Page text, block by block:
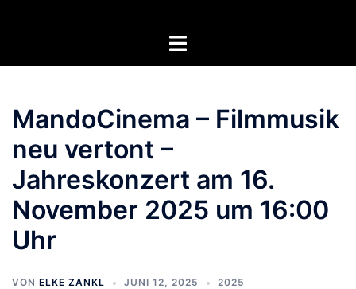
Menü
MandoCinema – Filmmusik
neu vertont –
Jahreskonzert am 16.
November 2025 um 16:00
Uhr
VON ELKE ZANKL JUNI 12, 2025 2025